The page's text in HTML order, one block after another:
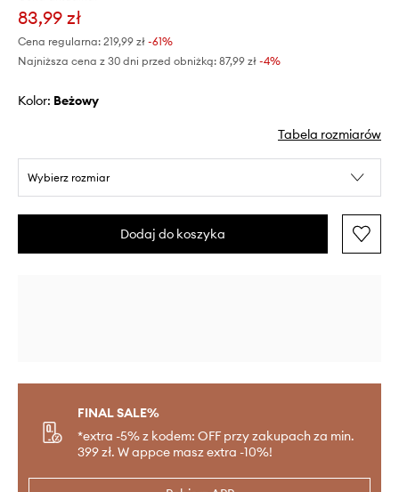
83,99 zł
Cena regularna: 219,99 zł -61%
Najniższa cena z 30 dni przed obniżką: 87,99 zł -4%
Kolor: beżowy
Tabela rozmiarów
Wybierz rozmiar
Dodaj do koszyka
FINAL SALE%
*extra -5% z kodem: OFF przy zakupach za min.
399 zł. W appce masz extra -10%!